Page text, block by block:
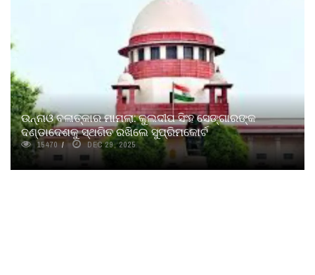
ଉନ୍ନାଓ ବଳାତ୍କାର ମାମଲା: କୁଲଦୀପ ସିଂହ ସେଙ୍ଗାରଙ୍କ
ଦଣ୍ଡାଦେଶକୁ ସ୍ଥଗିତ ରଖିଲେ ସୁପ୍ରିମକୋର୍ଟ
15470 DEC 29, 2025